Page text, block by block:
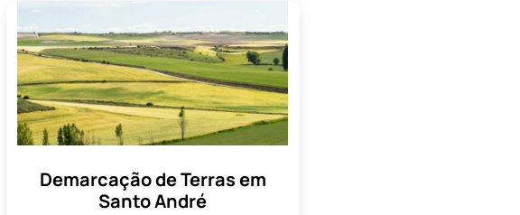
Demarcação de Terras em
Santo André